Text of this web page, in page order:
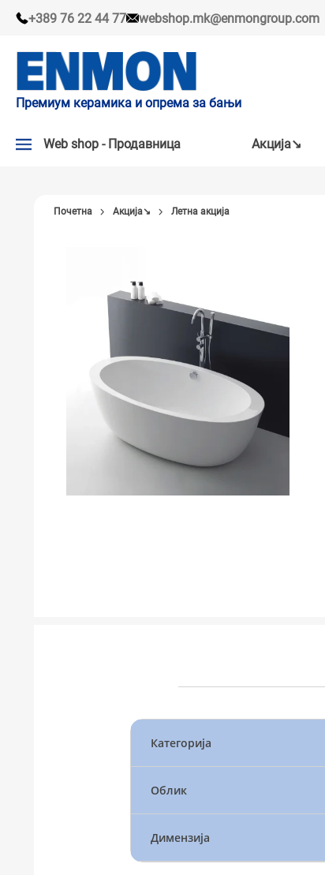
+389 76 22 44 77 webshop.mk@enmongroup.com
Премиум керамика и опрема за бањи
Web shop - Продавница
НАШИ ПРЕПОРАКИ
КАДИ И КАБИНИ
САНИТАРИЈА
ТУШЕВИ
ГАЛАНТЕРИЈА ЗА БАЊА
Акцијa↘
Почетна Акцијa↘ Летна акција
Категорија
Облик
Димензија